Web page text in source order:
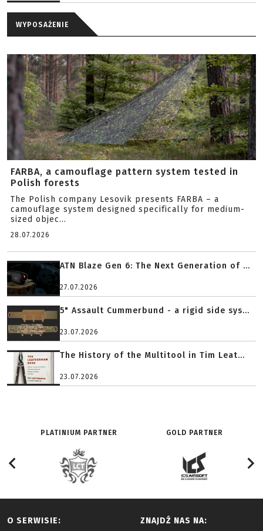
WYPOSAŻENIE
FARBA, a camouflage pattern system tested in
Polish forests
The Polish company Lesovik presents FARBA – a
camouflage system designed specifically for medium-
sized objec...
28.07.2026
ATN Blaze Gen 6: The Next Generation of ...
27.07.2026
5" Assault Cummerbund - a rigid side sys...
23.07.2026
The History of the Multitool in Tim Leat...
23.07.2026
PLATINIUM PARTNER GOLD PARTNER
O SERWISIE: ZNAJDŹ NAS NA: